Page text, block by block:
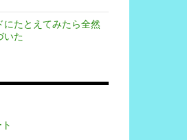
にたとえてみたら全然
いた